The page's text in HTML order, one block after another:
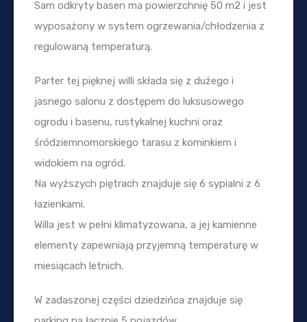
Sam odkryty basen ma powierzchnię 50 m2 i jest
wyposażony w system ogrzewania/chłodzenia z
regulowaną temperaturą.
Parter tej pięknej willi składa się z dużego i
jasnego salonu z dostępem do luksusowego
ogrodu i basenu, rustykalnej kuchni oraz
śródziemnomorskiego tarasu z kominkiem i
widokiem na ogród.
Na wyższych piętrach znajduje się 6 sypialni z 6
łazienkami.
Willa jest w pełni klimatyzowana, a jej kamienne
elementy zapewniają przyjemną temperaturę w
miesiącach letnich.
W zadaszonej części dziedzińca znajduje się